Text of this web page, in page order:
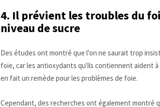
4. Il prévient les troubles du
niveau de sucre
Des études ont montré que l'on ne saurait trop
foie, car les antioxydants qu'ils contiennent aident
en fait un remède pour les problèmes de foie.
Cependant, des recherches ont également montré